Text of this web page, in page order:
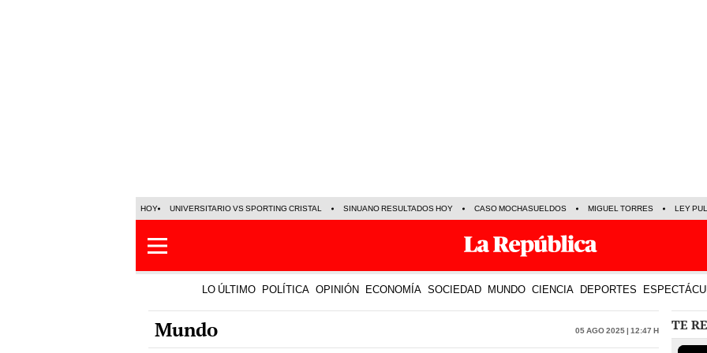
HOY UNIVERSITARIO VS SPORTING CRISTAL SINUANO RESULTADOS HOY CASO MOCHASUELDOS MIGUEL TORRES LEY
LO ÚLTIMO POLÍTICA OPINIÓN ECONOMÍA SOCIEDAD MUNDO CIENCIA DEPORTES
Mundo 05 Ago 2025 | 12:47 h TE